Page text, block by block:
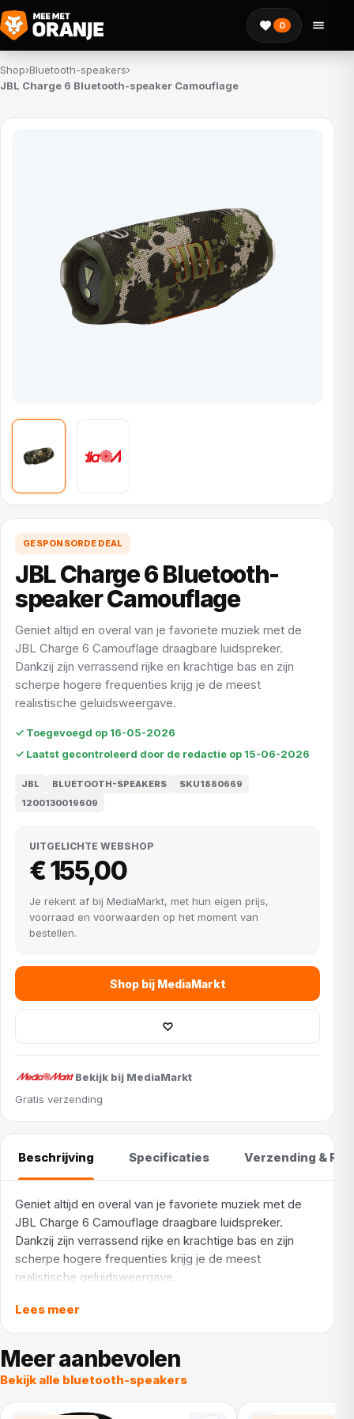
0
Shop›Bluetooth-speakers›
JBL Charge 6 Bluetooth-speaker Camouflage
GESPONSORDE DEAL
JBL Charge 6 Bluetooth-
speaker Camouflage
Geniet altijd en overal van je favoriete muziek met de
JBL Charge 6 Camouflage draagbare luidspreker.
Dankzij zijn verrassend rijke en krachtige bas en zijn
scherpe hogere frequenties krijg je de meest
realistische geluidsweergave.
✓ Toegevoegd op 16-05-2026
✓ Laatst gecontroleerd door de redactie op 15-06-2026
JBL BLUETOOTH-SPEAKERS
SKU1880669
1200130019609
UITGELICHTE WEBSHOP
€ 155,00
Je rekent af bij MediaMarkt, met hun eigen prijs,
voorraad en voorwaarden op het moment van
bestellen.
Shop bij MediaMarkt
♡
Bekijk bij MediaMarkt
Gratis verzending
Beschrijving Specificaties Verzending &
Geniet altijd en overal van je favoriete muziek met de
JBL Charge 6 Camouflage draagbare luidspreker.
Dankzij zijn verrassend rijke en krachtige bas en zijn
scherpe hogere frequenties krijg je de meest
realistische geluidsweergave.
Verder profiteer je van alle voordelen van de kersverse
prestaties met minder vervorming. Bovendien kan je
met Auracast moeiteloos 2 Charge 6-luidsprekers
Lees meer
Meer aanbevolen
Bekijk alle bluetooth-speakers